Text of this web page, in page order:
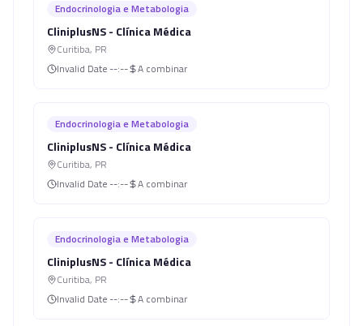
Endocrinologia e Metabologia
CliniplusNS - Clínica Médica
Curitiba, PR
Invalid Date --:-- A combinar
Endocrinologia e Metabologia
CliniplusNS - Clínica Médica
Curitiba, PR
Invalid Date --:-- A combinar
Endocrinologia e Metabologia
CliniplusNS - Clínica Médica
Curitiba, PR
Invalid Date --:-- A combinar